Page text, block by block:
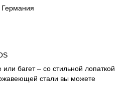
багет – со стильной лопаткой
стали вы можете